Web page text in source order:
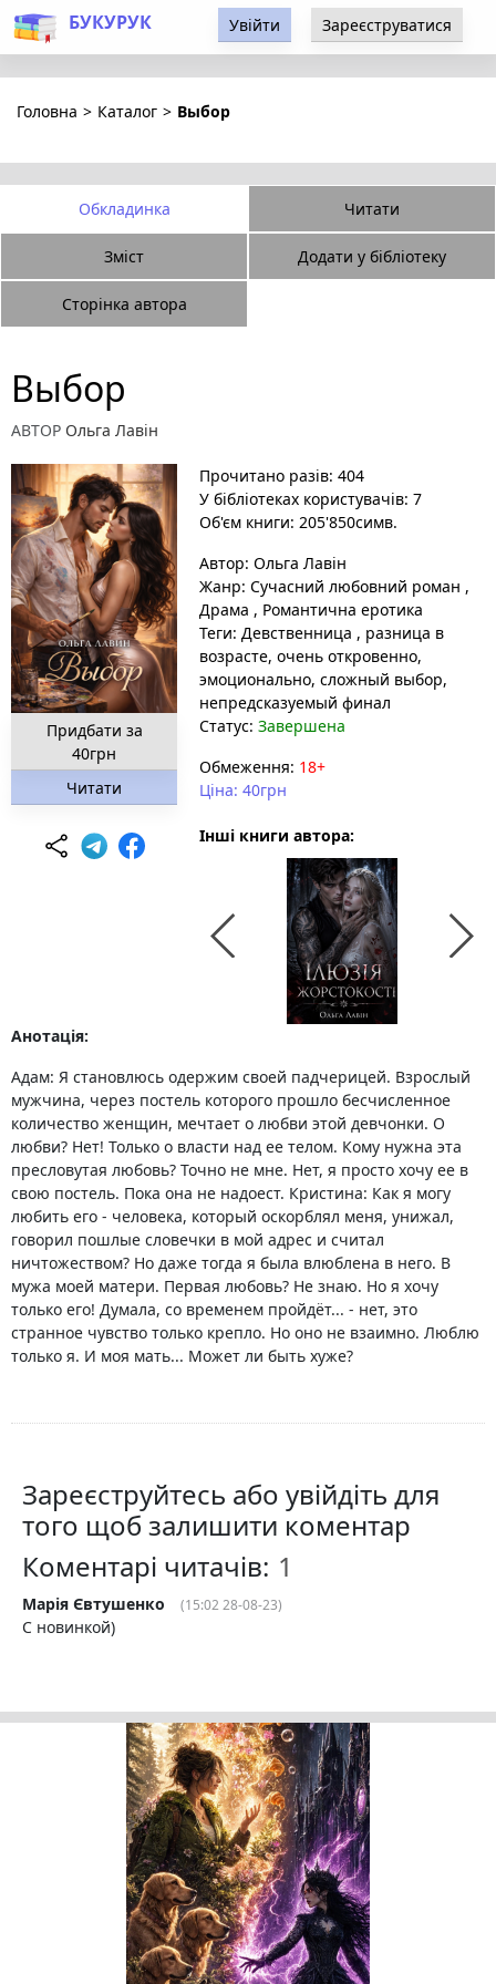
БУКУРУК Увійти Зареєструватися
Головна > Каталог > Выбор
Обкладинка Читати
Зміст Додати у бібліотеку
Сторінка автора
Выбор
АВТОР Ольга Лавін
Придбати за
40грн
Читати
Прочитано разів: 404
У бібліотеках користувачів: 7
Об'єм книги: 205'850симв.
Автор: Ольга Лавін
Жанр: Сучасний любовний роман ,
Драма , Романтична еротика
Теги: Девственница , разница в
возрасте, очень откровенно,
эмоционально, сложный выбор,
непредсказуемый финал
Статус: Завершена
Обмеження: 18+
Ціна: 40грн
Інші книги автора:
Анотація:
Адам: Я становлюсь одержим своей падчерицей. Взрослый
мужчина, через постель которого прошло бесчисленное
количество женщин, мечтает о любви этой девчонки. О
любви? Нет! Только о власти над ее телом. Кому нужна эта
пресловутая любовь? Точно не мне. Нет, я просто хочу ее в
свою постель. Пока она не надоест. Кристина: Как я могу
любить его - человека, который оскорблял меня, унижал,
говорил пошлые словечки в мой адрес и считал
ничтожеством? Но даже тогда я была влюблена в него. В
мужа моей матери. Первая любовь? Не знаю. Но я хочу
только его! Думала, со временем пройдёт... - нет, это
странное чувство только крепло. Но оно не взаимно. Люблю
только я. И моя мать... Может ли быть хуже?
Зареєструйтесь або увійдіть для
того щоб залишити коментар
Коментарі читачів:
Марія Євтушенко (15:02 28-08-23)
С новинкой)